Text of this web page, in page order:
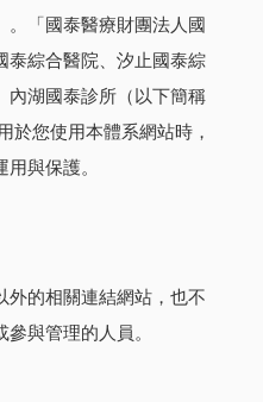
。「國泰醫療財團法人國
泰綜合醫院、汐止國泰綜
內湖國泰診所（以下簡稱
於您使用本體系網站時，
與保護。
外的相關連結網站，也不
與管理的人員。